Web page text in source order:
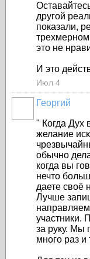
другой
показали,
это не
И это
Июл 4
Георгий
" Когда Дух
желание
обычно
когда вы
нечто
даете своё
Лучше
участники.
за руку. Мы
много раз и